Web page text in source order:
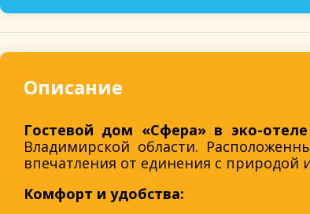
Описание
Гостевой дом «Сфера» в эко-
Владимирской области.
впечатления от единения с природой
Комфорт и удобства: